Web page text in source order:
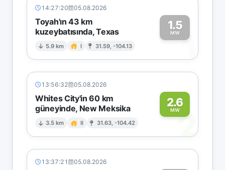
14:27:20 05.08.2026
Toyah'ın 43 km
kuzeybatısında, Texas
5.9 km I 31.59, -104.13
1.5
MW1
13:56:32 05.08.2026
Whites City'in 60 km
güneyinde, New Meksika
3.5 km II 31.63, -104.42
2.6
MW2
13:37:21 05.08.2026